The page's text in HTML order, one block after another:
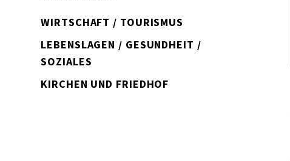
WIRTSCHAFT / TOURISMUS
LEBENSLAGEN / GESUNDHEIT /
SOZIALES
KIRCHEN UND FRIEDHOF